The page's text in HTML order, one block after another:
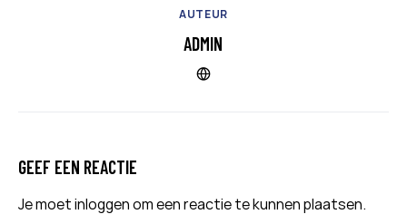
AUTEUR
ADMIN
GEEF EEN REACTIE
Je moetinloggenom een reactie te kunnen plaatsen.